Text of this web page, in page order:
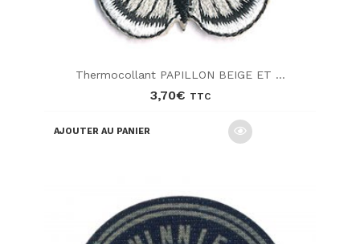
Thermocollant PAPILLON BEIGE ET ...
3,70€ TTC
AJOUTER AU PANIER